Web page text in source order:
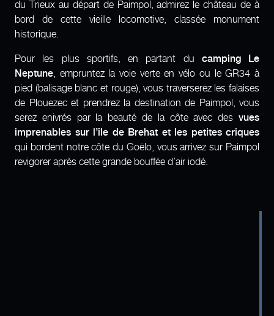
du Trieux au départ de Paimpol, admirez le château de à
bord de cette vieille locomotive, classée monument
historique.
Pour les plus sportifs, en partant du camping Le
Neptune, empruntez la voie verte en vélo ou le GR34 à
pied (balisage blanc et rouge), vous traverserez les falaises
de Plouezec et prendrez la destination de Paimpol, vous
serez enivrés par la beauté de la côte avec des vues
imprenables sur l’île de Brehat et les petites criques
qui bordent notre côte du Goëlo, vous arrivez sur Paimpol
revigorer après cette grande bouffée d’air iodé.